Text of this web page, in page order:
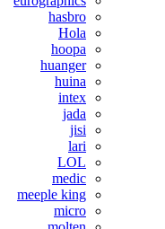
hasbro
Hola
hoopa
huanger
huina
intex
jada
jisi
lari
LOL
medic
meeple king
micro